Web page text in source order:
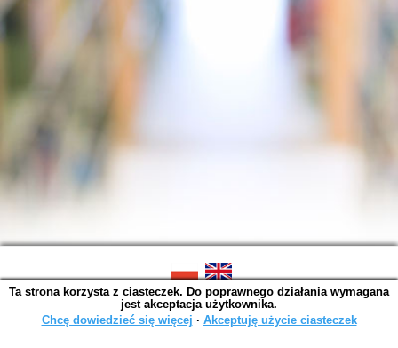
SOWA OPAC v. 6.11.10 (2026-07-24)
Wygenerowano w 0,0016 s.
Ta strona korzysta z ciasteczek. Do poprawnego działania wymagana
jest akceptacja użytkownika.
Chcę dowiedzieć się więcej ∙ Akceptuję użycie ciasteczek